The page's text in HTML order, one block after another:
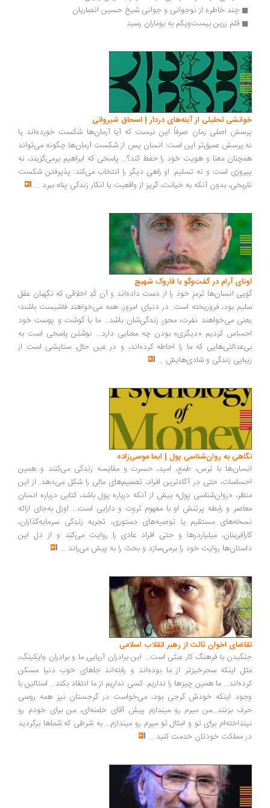
چند خاطره از نوجوانی و جوانی شیخ حسین انصاریان
قلم زرین بیست‌ویکم به بوماران رسید
تحلیلی از آینه‌های دردار | اسحاق شیروانی
اصلی رمان صرفاً این نیست که آیا آرمان‌ها شکست خورده‌اند یا
عمیق‌تر این است: انسان پس از شکست آرمان‌ها چگونه می‌تواند
معنا و هویت خود را حفظ کند؟... پاسخی که ابراهیم برمی‌گزیند، نه
است و نه تسلیم. او راهی دیگر را انتخاب می‌کند: پذیرفتن شکست
بدون آنکه به خیانت، گریز از واقعیت یا انکار زندگی پناه ببرد...
آرام در گفت‌وگو با فاروک شهیچ‭
انسان‌ها ترمزِ خود را از دست داده‌اند و آن کُدِ اخلاقی که نگهبان عقل
بود، فروریخته است. در دنیای امروز، همه می‌خواهند فاشیست باشند؛
می‌خواهند نفرت، محورِ زندگی‌شان باشد... ما با گوشت و پوست خود
کردیم «دیگری» بودن چه معنایی دارد... نوشتن پاسخی است به
که ما را احاطه کرده‌اند، و در عین حال، ستایشی است از
زندگی و شادی‌هایش...
به روان‌شناسی پول | ایما موسی‌زاده
با ترس، طمع، امید، حسرت و مقایسه زندگی می‌کنند و همین
حتی در آگاه‌ترین افراد، تصمیم‌های مالی را شکل می‌دهد. از این
«روان‌شناسی پول» بیش از آنکه درباره پول باشد، کتابی درباره انسان
و رابطه پرتنش او با مفهوم ثروت و دارایی است... اوزل به‌جای ارائه
مستقیم یا توصیه‌های دستوری، تجربه زندگی سرمایه‌گذاران،
میلیاردرها و حتی افراد عادی را روایت می‌کند و از دل این
روایت خود را برمی‌سازد و بحث را به پیش می‌راند ...
اخوان ثالث از رهبر انقلاب اسلامی
با فرهنگ کار عبثی است... این برادران آریایی ما و برادران وایکینگ،
اینکه سحرخیزتر از ما بوده‌اند و رفته‌اند جاهای خوب دنیا مسکن
ما همین چیزها را نداریم. کسی نداریم از ما انتقاد بکند... استالین با
اینکه خودش گرجی بود، می‌خواست در گرجستان نیز همه روسی
بزنند...من میرم رو میندازم پیش آقای خامنه‌ای، من برای خودم رو
برای تو و امثال تو میرم رو میندازم... به شرطی که شماها برگردید
مملکت خودتان خدمت کنید...